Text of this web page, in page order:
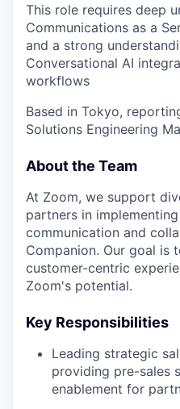
This role requires deep
Communications as a
and a strong
Conversational AI
workflows
Based in Tokyo,
Solutions Engineering
About the Team
At Zoom, we support
partners in
communication and
Companion. Our goal is
customer-centric
Zoom's potential.
Key Responsibilities
Leading strategic
providing pre-sales
enablement for